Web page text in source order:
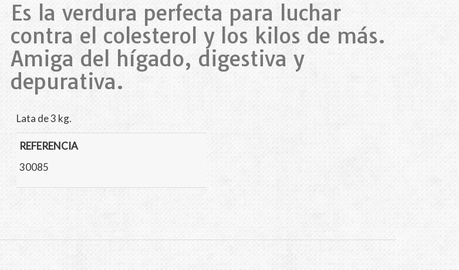
Es la verdura perfecta para luchar
contra el colesterol y los kilos de más.
Amiga del hígado, digestiva y
depurativa.
Lata de 3 kg.
REFERENCIA
30085